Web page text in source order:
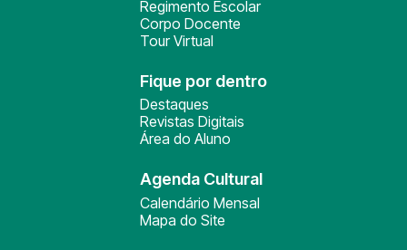
Regimento Escolar
Corpo Docente
Tour Virtual
Fique por dentro
Destaques
Revistas Digitais
Área do Aluno
Agenda Cultural
Calendário Mensal
Mapa do Site